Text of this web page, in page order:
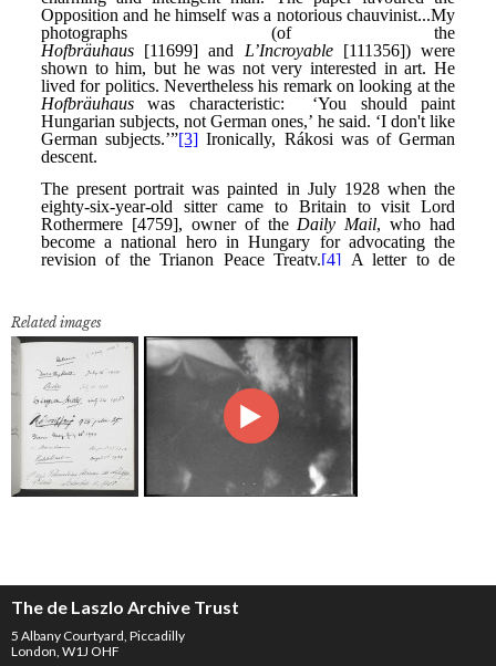
Related images
The de Laszlo Archive Trust
5 Albany Courtyard, Piccadilly
London, W1J OHF